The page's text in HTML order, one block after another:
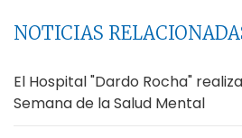
NOTICIAS
El Hospital "Dardo Rocha"
Semana de la Salud Mental